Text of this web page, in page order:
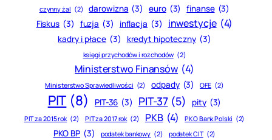
czynny żal (2) darowizna (3) euro (3) finanse (3)
Fiskus (3) fuzja (3) inflacja (3) inwestycje (4)
kadry i płace (3) kredyt hipoteczny (3)
księgi przychodów i rozchodów (2)
Ministerstwo Finansów (4)
Ministerstwo Sprawiedliwości (2) odpady (3) OFE (2)
PIT (8) PIT-36 (3) PIT-37 (5) pity (3)
PIT za 2015 rok (2) PIT za 2017 rok (2) PKB (4) PKO Bank Polski (2)
PKO BP (3) podatek bankowy (2) podatek CIT (2)